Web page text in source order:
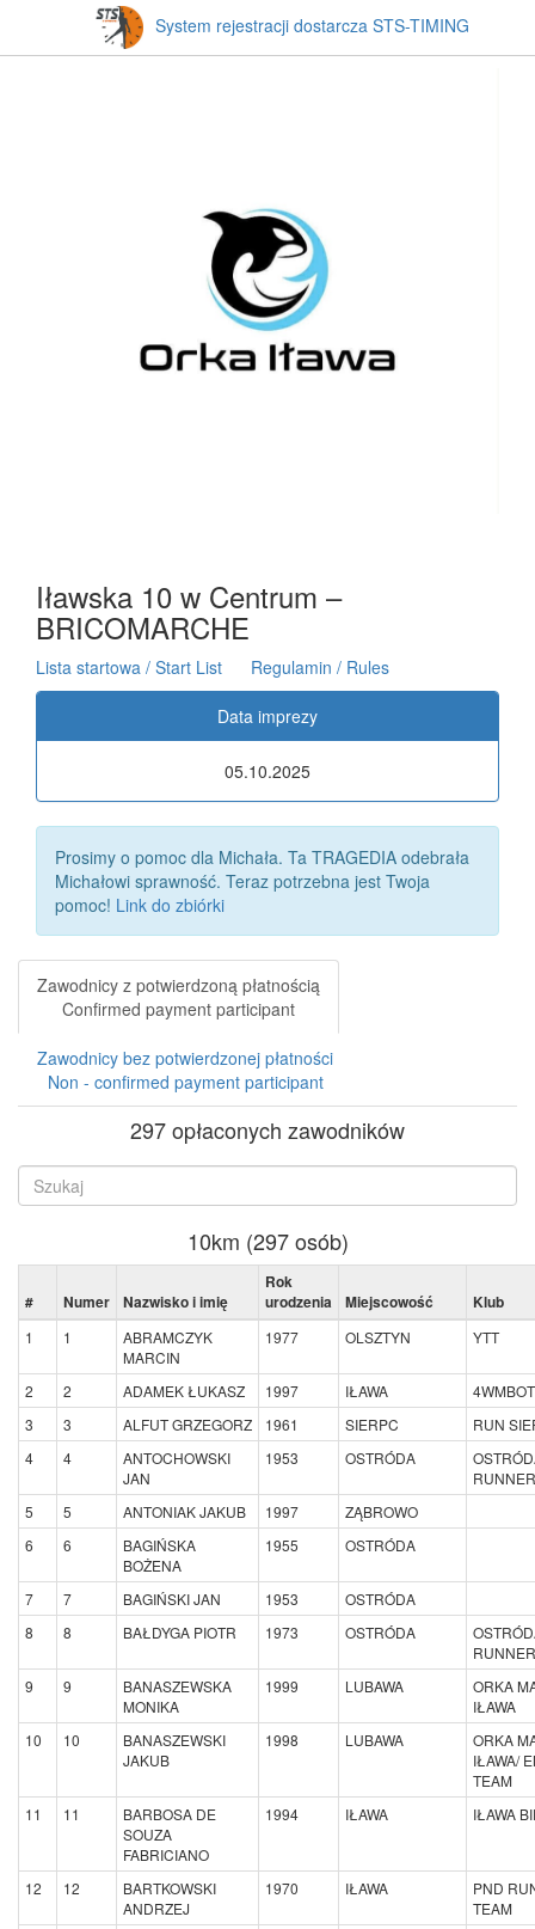
System rejestracji dostarcza STS-TIMING
Iławska 10 w Centrum –
BRICOMARCHE
Lista startowa / Start List Regulamin / Rules
Data imprezy
05.10.2025
Prosimy o pomoc dla Michała. Ta TRAGEDIA odebrała
Michałowi sprawność. Teraz potrzebna jest Twoja
pomoc! Link do zbiórki
Zawodnicy z potwierdzoną płatnością
Confirmed payment participant
Zawodnicy bez potwierdzonej płatności
Non - confirmed payment participant
297 opłaconych zawodników
10km (297 osób)
# Numer Nazwisko i imię
Rok
urodzenia
Miejscowość Klub
1 1
ABRAMCZYK
MARCIN
1977 OLSZTYN YTT
2 2 ADAMEK ŁUKASZ 1997 IŁAWA
4WMBOT
3
3 ALFUT GRZEGORZ 1961 SIERPC
RUN
4
4
ANTOCHOWSKI
JAN
1953 OSTRÓDA
5
5 ANTONIAK JAKUB 1997
ZĄBROWO
6
6
BAGIŃSKA
BOŻENA
1955 OSTRÓDA
7 7 BAGIŃSKI JAN 1953
OSTRÓDA
8
8 BAŁDYGA PIOTR 1973 OSTRÓDA
9
9
BANASZEWSKA
MONIKA
1999 LUBAWA
ORKA
IŁAWA
10
10
BANASZEWSKI
JAKUB
1998 LUBAWA
ORKA
IŁAWA/
TEAM
11
11
BARBOSA DE
SOUZA
FABRICIANO
1994 IŁAWA IŁAWA
12 12
BARTKOWSKI
ANDRZEJ
1970 IŁAWA
PND
TEAM